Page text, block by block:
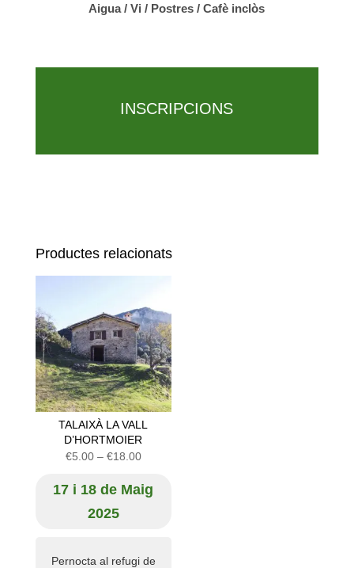
Aigua / Vi / Postres / Cafè inclòs
INSCRIPCIONS
Productes relacionats
TALAIXÀ LA VALL
D’HORTMOIER
€5.00 – €18.00Interval
preus:
17 i 18 de Maig
2025
Pernocta al refugi de